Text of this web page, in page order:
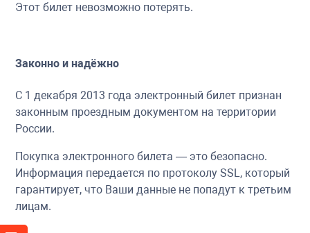
Этот билет невозможно потерять.
Законно и надёжно
С 1 декабря 2013 года электронный билет признан
законным проездным документом на территории
России.
Покупка электронного билета — это безопасно.
Информация передается по протоколу SSL, который
гарантирует, что Ваши данные не попадут к третьим
лицам.